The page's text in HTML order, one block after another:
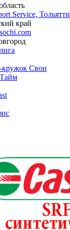
Service, Тольятти
край
Свои